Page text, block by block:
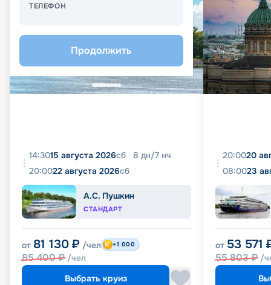
ТЕЛЕФОН
Продолжить
14:3015 августа 2026сб 8 дн/7 нч
20:0022 августа 2026сб
А.С. Пушкин
СТАНДАРТ
от 81 130 ₽ /чел
85 400₽ /чел
+1 000
Выбрать круиз
20:0020
08:0023
от 53 571
55 803₽ /